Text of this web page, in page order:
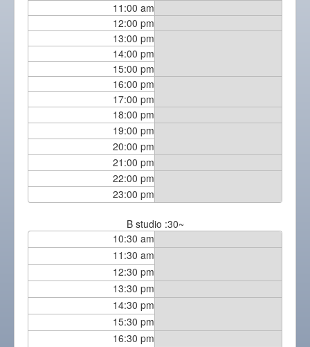
11:00 am
12:00 pm
13:00 pm
14:00 pm
15:00 pm
16:00 pm
17:00 pm
18:00 pm
19:00 pm
20:00 pm
21:00 pm
22:00 pm
23:00 pm
B studio :30~
10:30 am
11:30 am
12:30 pm
13:30 pm
14:30 pm
15:30 pm
16:30 pm